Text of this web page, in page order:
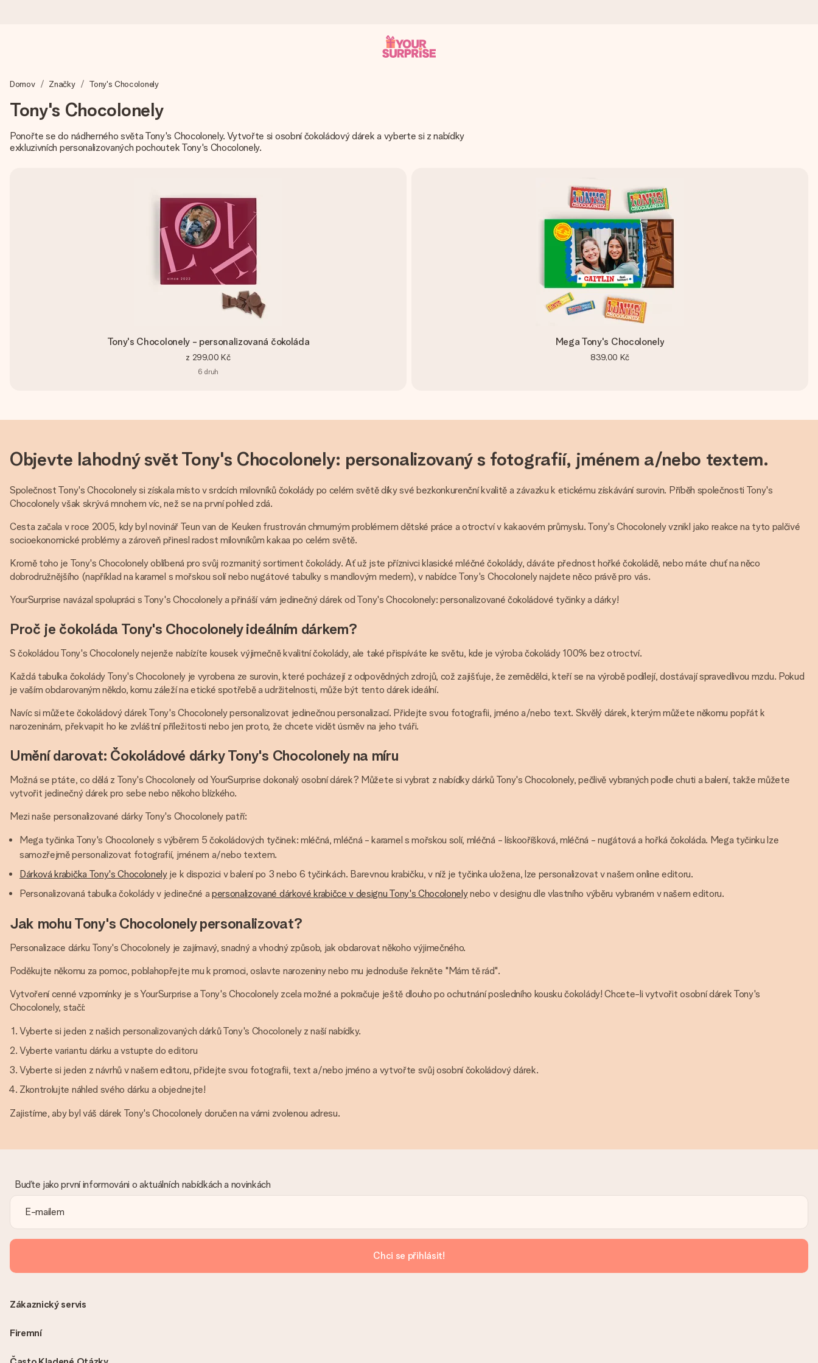
Váš dárek vytvoříme s láskou a bleskově odešleme – abyste ho mohli darovat právě v tu správnou chvíli, kdy na tom nejvíc záleží.
4,8 (na základě +15 000 recenzí)
Vytvořte něco jedinečného během několika kroků – s jejím jménem, vaší fotografií nebo vzkazem, který doopravdy zahřeje u srdce. Žádné zbytečné složitosti, jen spousta lásky pro daný
Domov Značky Tony's Chocolonely
Tony's Chocolonely
Ponořte se do nádherného světa Tony's Chocolonely. Vytvořte si osobní čokoládový dárek a vyberte si z nabídky
exkluzivních personalizovaných pochoutek Tony's Chocolonely.
Tony's Chocolonely - personalizovaná čokoláda
z 299,00 Kč
6 druh
Mega Tony's Chocolonely
839,00 Kč
Objevte lahodný svět Tony's Chocolonely: personalizovaný s fotografií, jménem a/nebo textem.
Společnost Tony's Chocolonely si získala místo v srdcích milovníků čokolády po celém světě díky své bezkonkurenční kvalitě a závazku k etickému získávání surovin. Příběh společnosti Tony's
Chocolonely však skrývá mnohem víc, než se na první pohled zdá.
Cesta začala v roce 2005, kdy byl novinář Teun van de Keuken frustrován chmurným problémem dětské práce a otroctví v kakaovém průmyslu. Tony's Chocolonely vznikl jako reakce na tyto palčivé
socioekonomické problémy a zároveň přinesl radost milovníkům kakaa po celém světě.
Kromě toho je Tony's Chocolonely oblíbená pro svůj rozmanitý sortiment čokolády. Ať už jste příznivci klasické mléčné čokolády, dáváte přednost hořké čokoládě, nebo máte chuť na něco
dobrodružnějšího (například na karamel s mořskou solí nebo nugátové tabulky s mandlovým medem), v nabídce Tony's Chocolonely najdete něco právě pro vás.
YourSurprise navázal spolupráci s Tony's Chocolonely a přináší vám jedinečný dárek od Tony's Chocolonely: personalizované čokoládové tyčinky a dárky!
Proč je čokoláda Tony's Chocolonely ideálním dárkem?
S čokoládou Tony's Chocolonely nejenže nabízíte kousek výjimečně kvalitní čokolády, ale také přispíváte ke světu, kde je výroba čokolády 100% bez otroctví.
Každá tabulka čokolády Tony's Chocolonely je vyrobena ze surovin, které pocházejí z odpovědných zdrojů, což zajišťuje, že zemědělci, kteří se na výrobě podílejí, dostávají spravedlivou mzdu. Pokud
je vaším obdarovaným někdo, komu záleží na etické spotřebě a udržitelnosti, může být tento dárek ideální.
Navíc si můžete čokoládový dárek Tony's Chocolonely personalizovat jedinečnou personalizací. Přidejte svou fotografii, jméno a/nebo text. Skvělý dárek, kterým můžete někomu popřát k
narozeninám, překvapit ho ke zvláštní příležitosti nebo jen proto, že chcete vidět úsměv na jeho tváři.
Umění darovat: Čokoládové dárky Tony's Chocolonely na míru
Možná se ptáte, co dělá z Tony's Chocolonely od YourSurprise dokonalý osobní dárek? Můžete si vybrat z nabídky dárků Tony's Chocolonely, pečlivě vybraných podle chuti a balení, takže můžete
vytvořit jedinečný dárek pro sebe nebo někoho blízkého.
Mezi naše personalizované dárky Tony's Chocolonely patří:
Mega tyčinka Tony's Chocolonely s výběrem 5 čokoládových tyčinek: mléčná, mléčná - karamel s mořskou solí, mléčná - lískooříšková, mléčná - nugátová a hořká čokoláda. Mega tyčinku lze
samozřejmě personalizovat fotografií, jménem a/nebo textem.
Dárková krabička Tony's Chocolonelyje k dispozici v balení po 3 nebo 6 tyčinkách. Barevnou krabičku, v níž je tyčinka uložena, lze personalizovat v našem online editoru.
Personalizovaná tabulka čokolády v jedinečné a personalizované dárkové krabičce v designu Tony's Chocolonelynebo v designu dle vlastního výběru vybraném v našem editoru.
Jak mohu Tony's Chocolonely personalizovat?
Personalizace dárku Tony's Chocolonely je zajímavý, snadný a vhodný způsob, jak obdarovat někoho výjimečného.
Poděkujte někomu za pomoc, poblahopřejte mu k promoci, oslavte narozeniny nebo mu jednoduše řekněte "Mám tě rád".
Vytvoření cenné vzpomínky je s YourSurprise a Tony's Chocolonely zcela možné a pokračuje ještě dlouho po ochutnání posledního kousku čokolády! Chcete-li vytvořit osobní dárek Tony's
Chocolonely, stačí:
Vyberte si jeden z našich personalizovaných dárků Tony's Chocolonely z naší nabídky.
Vyberte variantu dárku a vstupte do editoru
Vyberte si jeden z návrhů v našem editoru, přidejte svou fotografii, text a/nebo jméno a vytvořte svůj osobní čokoládový dárek.
Zkontrolujte náhled svého dárku a objednejte!
Zajistíme, aby byl váš dárek Tony's Chocolonely doručen na vámi zvolenou adresu.
Buďte jako první informováni o aktuálních nabídkách a novinkách
Chci se přihlásit!
Zákaznický servis
Firemní